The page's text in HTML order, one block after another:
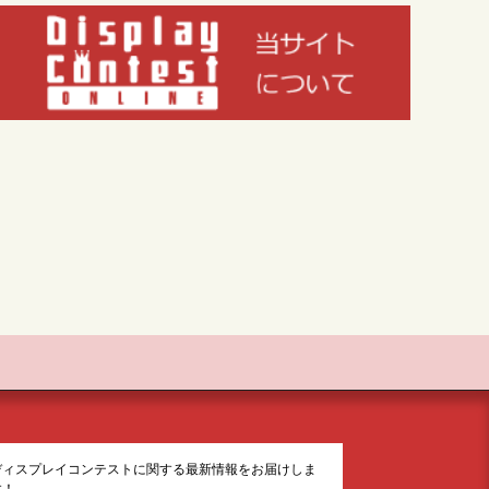
スプレイコンテストに関する最新情報をお届けしま